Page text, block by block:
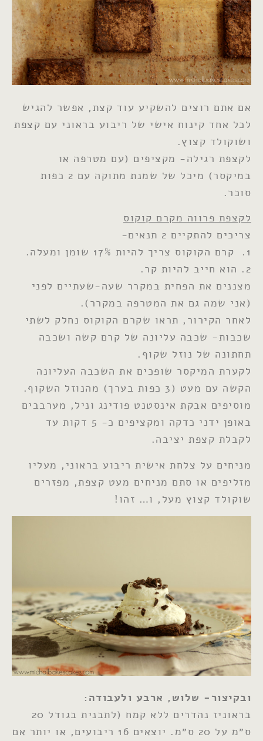
אם אתם רוצים להשקיע עוד קצת, אפשר להגיש
לכל אחד קינוח אישי של ריבוע בראוני עם קצפת
ושוקולד קצוץ.
לקצפת רגילה- מקציפים (עם מטרפה או
במיקסר) מיכל של שמנת מתוקה עם 2 כפות
סוכר.
לקצפת פרווה מקרם קוקוס
צריכים להתקיים 2 תנאים-
1. קרם הקוקוס צריך להיות 17% שומן ומעלה.
2. הוא חייב להיות קר.
מצננים את הפחית במקרר שעה-שעתיים לפני
(אני שמה גם את המטרפה במקרר).
לאחר הקירור, תראו שקרם הקוקוס נחלק לשתי
שכבות- שכבה עליונה של קרם קשה ושכבה
תחתונה של נוזל שקוף.
לקערת המיקסר שופכים את השכבה העליונה
הקשה עם מעט (3 כפות בערך) מהנוזל השקוף.
מוסיפים אבקת אינסטנט פודינג וניל, מערבבים
באופן ידני כדקה ומקציפים כ- 5 דקות עד
לקבלת קצפת יציבה.
מניחים על צלחת אישית ריבוע בראוני, מעליו
מזליפים או סתם מניחים מעט קצפת, מפזרים
שוקולד קצוץ מעל, ו… זהו!
ובקיצור- שלוש, ארבע ולעבודה:
בראוניז נהדרים ללא קמח (לתבנית בגודל 20
ס״מ על 20 ס״מ. יוצאים 16 ריבועים, או יותר אם